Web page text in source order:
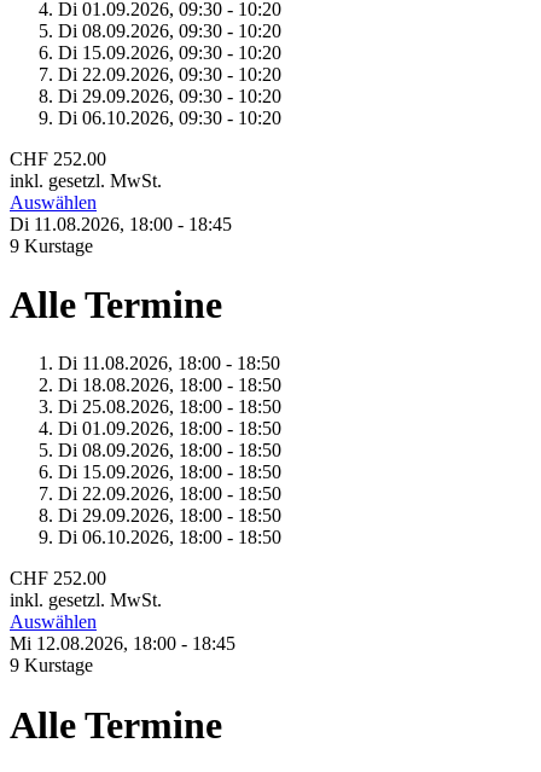
Di 01.09.2026, 09:30 - 10:20
Di 08.09.2026, 09:30 - 10:20
Di 15.09.2026, 09:30 - 10:20
Di 22.09.2026, 09:30 - 10:20
Di 29.09.2026, 09:30 - 10:20
Di 06.10.2026, 09:30 - 10:20
CHF 252.00
inkl. gesetzl. MwSt.
Auswählen
Di 11.08.2026, 18:00 - 18:45
9 Kurstage
Alle Termine
Di 11.08.2026, 18:00 - 18:50
Di 18.08.2026, 18:00 - 18:50
Di 25.08.2026, 18:00 - 18:50
Di 01.09.2026, 18:00 - 18:50
Di 08.09.2026, 18:00 - 18:50
Di 15.09.2026, 18:00 - 18:50
Di 22.09.2026, 18:00 - 18:50
Di 29.09.2026, 18:00 - 18:50
Di 06.10.2026, 18:00 - 18:50
CHF 252.00
inkl. gesetzl. MwSt.
Auswählen
Mi 12.08.2026, 18:00 - 18:45
9 Kurstage
Alle Termine